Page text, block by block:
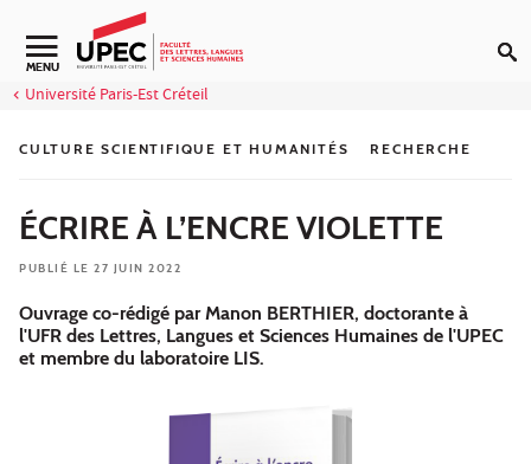
Aller au contenu
Navigation secondaire
MENU
Université Paris-Est Créteil
CULTURE SCIENTIFIQUE ET HUMANITÉS RECHERCHE
ÉCRIRE À L’ENCRE VIOLETTE
PUBLIÉ LE 27 JUIN 2022
Ouvrage co-rédigé par Manon BERTHIER, doctorante à
l'UFR des Lettres, Langues et Sciences Humaines de l'UPEC
et membre du laboratoire LIS.